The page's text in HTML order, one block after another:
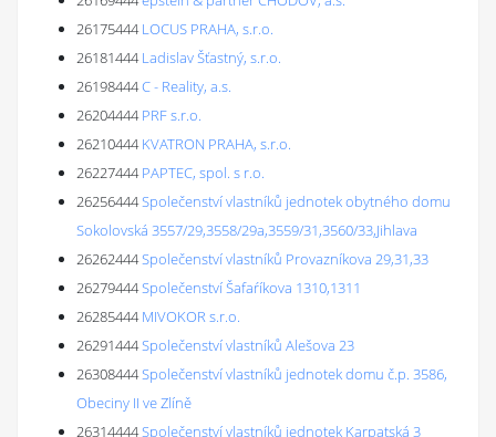
26175444 LOCUS PRAHA, s.r.o.
26181444 Ladislav Šťastný, s.r.o.
26198444C - Reality, a.s.
26204444 PRF s.r.o.
26210444 KVATRON PRAHA, s.r.o.
26227444 PAPTEC, spol. s r.o.
26256444Společenství vlastníků jednotek obytného domu
Sokolovská 3557/29,3558/29a,3559/31,3560/33,Jihlava
26262444Společenství vlastníků Provazníkova 29,31,33
26279444Společenství Šafaŕíkova 1310,1311
26285444 MIVOKOR s.r.o.
26291444Společenství vlastníků Alešova 23
26308444Společenství vlastníků jednotek domu č.p. 3586,
Obeciny II ve Zlíně
26314444Společenství vlastníků jednotek Karpatská 3